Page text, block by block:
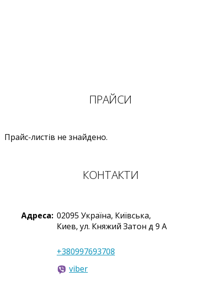
ПРАЙСИ
Прайс-листів не знайдено.
КОНТАКТИ
Адреса: 02095 Україна, Київська,
Киев, ул. Княжий Затон д 9 А
+380997693708
viber